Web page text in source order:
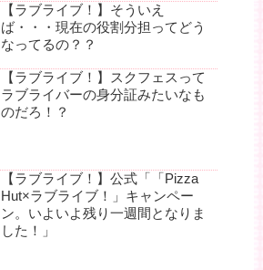
【ラブライブ！】そういえ
ば・・・現在の役割分担ってどう
なってるの？？
【ラブライブ！】スクフェスって
ラブライバーの身分証みたいなも
のだろ！？
【ラブライブ！】公式「「Pizza
Hut×ラブライブ！」キャンペー
ン。いよいよ残り一週間となりま
した！」